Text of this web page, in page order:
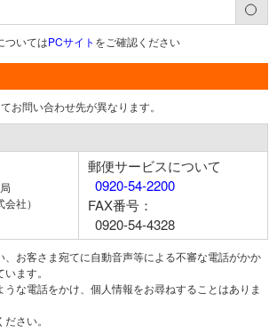
ついてはPCサイト をご確認ください
お問い合わせ先が異なります。
会社）
郵便サービスについて
0920-54-2200
FAX番号：
0920-54-4328
、お客さま宛てに自動音声等による不審な電話がかか
ます。
うな電話をかけ、個人情報をお尋ねすることはありま
さい。